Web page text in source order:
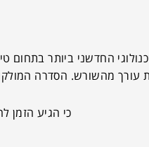
מהשורש. הסדרה
כי הגיע